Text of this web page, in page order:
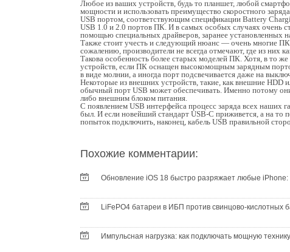
Любое из ваших устройств, будь то планшет, любой
мощности и использовать преимущество скоростного
USB портом, соответствующим спецификации Battery
USB 1.0 и 2.0 портов ПК. И в самых особых случаях очень
помощью специальных драйверов, заранее установленных
Также стоит учесть и следующий нюанс — очень многие
сожалению, производители не всегда отмечают, где из них
Такова особенность более старых моделей ПК. Хотя, в то
устройств, если ПК оснащен высокомощным зарядным
в виде молнии, а иногда порт подсвечивается даже на
Некоторые из внешних устройств, такие, как внешние HDD
обычный порт USB может обеспечивать. Именно потому
либо внешним блоком питания.
С появлением USB интерфейса процесс заряда всех наших
был. И если новейший стандарт USB-C приживется, а на
попыток подключить, наконец, кабель USB правильной
Похожие комментарии:
Обновление iOS 18 быстро разряжает любые
LiFePO4 батареи в ИБП против свинцово-кислотных
Импульсная нагрузка: как подключать мощную